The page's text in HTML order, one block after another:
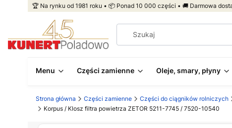
🏆 Na rynku od 1981 roku • 📦 Ponad 10 000 części • 🚚 Darmowa
Menu Części zamienne Oleje, smary, płyny
Strona główna Części zamienne Części do ciągników rolniczych
Korpus / Klosz filtra powietrza ZETOR 5211-7745 / 7520-10540